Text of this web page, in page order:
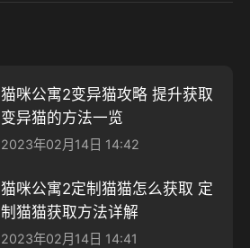
猫咪公寓2变异猫攻略 提升获取
变异猫的方法一览
2023年02月14日 14:42
猫咪公寓2定制猫猫怎么获取 定
制猫猫获取方法详解
2023年02月14日 14:41